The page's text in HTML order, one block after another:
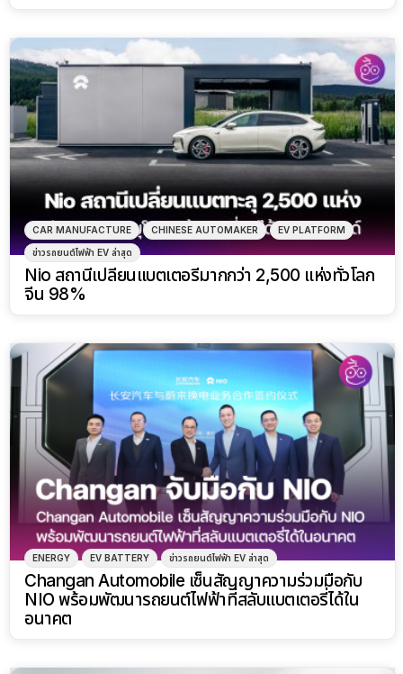
CAR MANUFACTURE CHINESE AUTOMAKER EV PLATFORM
ข่าวรถยนต์ไฟฟ้า EV ล่าสุด
Nio สถานีเปลี่ยนแบตเตอรี่มากกว่า 2,500 แห่งทั่วโลก
จีน 98%
ENERGY EV BATTERY ข่าวรถยนต์ไฟฟ้า EV ล่าสุด
Changan Automobile เซ็นสัญญาความร่วมมือกับ
NIO พร้อมพัฒนารถยนต์ไฟฟ้าที่สลับแบตเตอรี่ได้ใน
อนาคต